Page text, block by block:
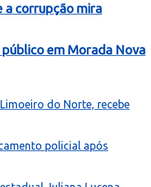
a corrupção mira
em Morada Nova